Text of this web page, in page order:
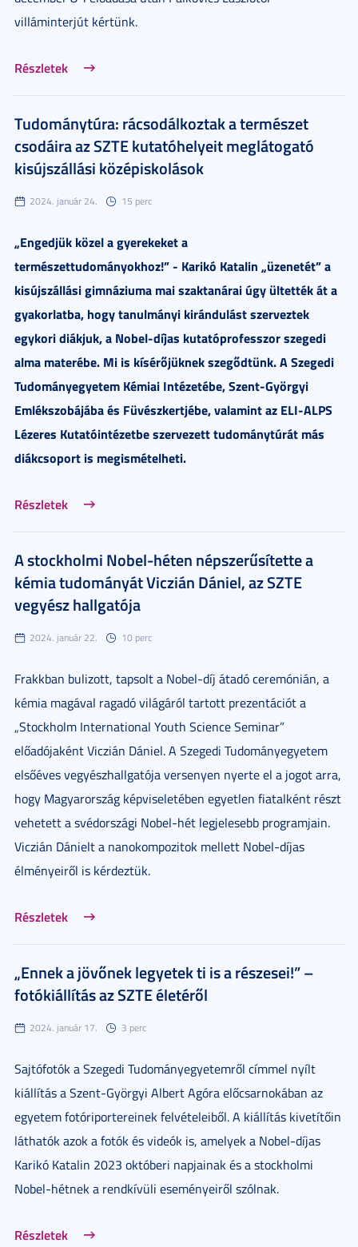
villáminterjút kértünk.
Részletek
Tudománytúra: rácsodálkoztak a természet
csodáira az SZTE kutatóhelyeit meglátogató
kisújszállási középiskolások
2024. január 24. 15 perc
„Engedjük közel a gyerekeket a
természettudományokhoz!” - Karikó Katalin „üzenetét” a
kisújszállási gimnáziuma mai szaktanárai úgy ültették át a
gyakorlatba, hogy tanulmányi kirándulást szerveztek
egykori diákjuk, a Nobel-díjas kutatóprofesszor szegedi
alma materébe. Mi is kísérőjüknek szegődtünk. A Szegedi
Tudományegyetem Kémiai Intézetébe, Szent-Györgyi
Emlékszobájába és Füvészkertjébe, valamint az ELI-ALPS
Lézeres Kutatóintézetbe szervezett tudománytúrát más
diákcsoport is megismételheti.
Részletek
A stockholmi Nobel-héten népszerűsítette a
kémia tudományát Viczián Dániel, az SZTE
vegyész hallgatója
2024. január 22. 10 perc
Frakkban bulizott, tapsolt a Nobel-díj átadó ceremónián, a
kémia magával ragadó világáról tartott prezentációt a
„Stockholm International Youth Science Seminar”
előadójaként Viczián Dániel. A Szegedi Tudományegyetem
elsőéves vegyészhallgatója versenyen nyerte el a jogot arra,
hogy Magyarország képviseletében egyetlen fiatalként részt
vehetett a svédországi Nobel-hét legjelesebb programjain.
Viczián Dánielt a nanokompozitok mellett Nobel-díjas
élményeiről is kérdeztük.
Részletek
„Ennek a jövőnek legyetek ti is a részesei!” –
fotókiállítás az SZTE életéről
2024. január 17. 3 perc
Sajtófotók a Szegedi Tudományegyetemről címmel nyílt
kiállítás a Szent-Györgyi Albert Agóra előcsarnokában az
egyetem fotóriportereinek felvételeiből. A kiállítás kivetítőin
láthatók azok a fotók és videók is, amelyek a Nobel-díjas
Karikó Katalin 2023 októberi napjainak és a stockholmi
Nobel-hétnek a rendkívüli eseményeiről szólnak.
Részletek